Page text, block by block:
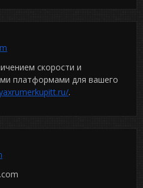
скорости и
платформами для вашего
.